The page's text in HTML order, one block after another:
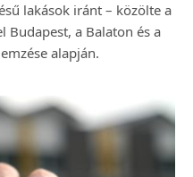
lakások iránt – közölte a
Budapest, a Balaton és a
alapján.